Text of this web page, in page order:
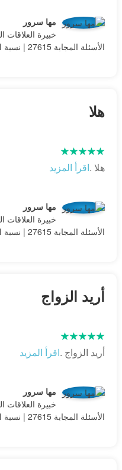
مها سرور
خبيرة العلاقات
الأسئلة المجابة 27615 | نسبة الرضا 97.6%
هلا
هلا .اقرأ المزيد
مها سرور
خبيرة العلاقات
الأسئلة المجابة 27615 | نسبة الرضا 97.6%
أريد الزواج
أريد الزواج .اقرأ المزيد
مها سرور
خبيرة العلاقات
الأسئلة المجابة 27615 | نسبة الرضا 97.6%